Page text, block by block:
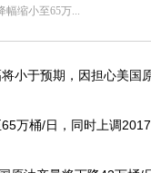
幅缩小至65万...
小于预期，因担心美国
万桶/日，同时上调2017